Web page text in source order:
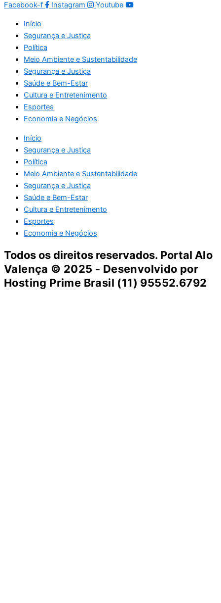
Facebook-f Instagram Youtube
Início
Segurança e Justiça
Política
Meio Ambiente e Sustentabilidade
Segurança e Justiça
Saúde e Bem-Estar
Cultura e Entretenimento
Esportes
Economia e Negócios
Início
Segurança e Justiça
Política
Meio Ambiente e Sustentabilidade
Segurança e Justiça
Saúde e Bem-Estar
Cultura e Entretenimento
Esportes
Economia e Negócios
Todos os direitos reservados. Portal Alo
Valença © 2025 - Desenvolvido por
Hosting Prime Brasil (11) 95552.6792